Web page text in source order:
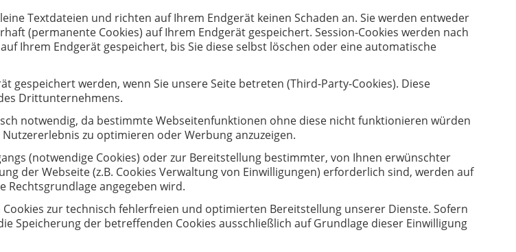
Textdateien und richten auf Ihrem Endgerät keinen Schaden an. Sie werden entweder
(permanente Cookies) auf Ihrem Endgerät gespeichert. Session-Cookies werden nach
Ihrem Endgerät gespeichert, bis Sie diese selbst löschen oder eine automatische
werden, wenn Sie unsere Seite betreten (Third-Party-Cookies). Diese
Drittunternehmens.
notwendig, da bestimmte Webseitenfunktionen ohne diese nicht funktionieren würden
zu optimieren oder Werbung anzuzeigen.
(notwendige Cookies) oder zur Bereitstellung bestimmter, von Ihnen erwünschter
der Webseite (z.B. Cookies Verwaltung von Einwilligungen) erforderlich sind, werden auf
Rechtsgrundlage angegeben wird.
zur technisch fehlerfreien und optimierten Bereitstellung unserer Dienste. Sofern
Speicherung der betreffenden Cookies ausschließlich auf Grundlage dieser Einwilligung